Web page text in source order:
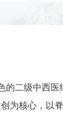
的二级中西
为核心，以